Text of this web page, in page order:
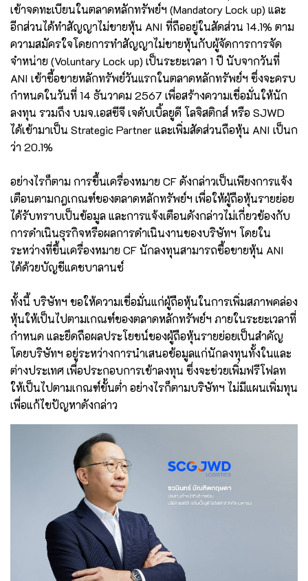
เข้าจดทะเบียนในตลาดหลักทรัพย์ฯ (Mandatory Lock up) และ
อีกส่วนได้ทำสัญญาไม่ขายหุ้น ANI ที่ถืออยู่ในสัดส่วน 14.1% ตาม
ความสมัครใจโดยการทำสัญญาไม่ขายหุ้นกับผู้จัดการการจัด
จำหน่าย (Voluntary Lock up) เป็นระยะเวลา 1 ปี นับจากวันที่
ANI เข้าซื้อขายหลักทรัพย์วันแรกในตลาดหลักทรัพย์ฯ ซึ่งจะครบ
กำหนดในวันที่ 14 ธันวาคม 2567 เพื่อสร้างความเชื่อมั่นให้นัก
ลงทุน รวมถึง บมจ.เอสซีจี เจดับเบิ้ลยูดี โลจิสติกส์ หรือ SJWD
ได้เข้ามาเป็น Strategic Partner และเพิ่มสัดส่วนถือหุ้น ANI เป็นก
ว่า 20.1%
อย่างไรก็ตาม การขึ้นเครื่องหมาย CF ดังกล่าวเป็นเพียงการแจ้ง
เตือนตามกฎเกณฑ์ของตลาดหลักทรัพย์ฯ เพื่อให้ผู้ถือหุ้นรายย่อย
ได้รับทราบเป็นข้อมูล และการแจ้งเตือนดังกล่าวไม่เกี่ยวข้องกับ
การดำเนินธุรกิจหรือผลการดำเนินงานของบริษัทฯ โดยใน
ระหว่างที่ขึ้นเครื่องหมาย CF นักลงทุนสามารถซื้อขายหุ้น ANI
ได้ด้วยบัญชีแคชบาลานซ์
ทั้งนี้ บริษัทฯ ขอให้ความเชื่อมั่นแก่ผู้ถือหุ้นในการเพิ่มสภาพคล่อง
หุ้นให้เป็นไปตามเกณฑ์ของตลาดหลักทรัพย์ฯ ภายในระยะเวลาที่
กำหนด และยึดถือผลประโยชน์ของผู้ถือหุ้นรายย่อยเป็นสำคัญ
โดยบริษัทฯ อยู่ระหว่างการนำเสนอข้อมูลแก่นักลงทุนทั้งในและ
ต่างประเทศ เพื่อประกอบการเข้าลงทุน ซึ่งจะช่วยเพิ่มฟรีโฟลท
ให้เป็นไปตามเกณฑ์ขั้นต่ำ อย่างไรก็ตามบริษัทฯ ไม่มีแผนเพิ่มทุน
เพื่อแก้ไขปัญหาดังกล่าว